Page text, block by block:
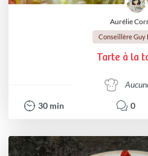
Aurélie
Conseillère Guy
Tarte à la
30 min 0